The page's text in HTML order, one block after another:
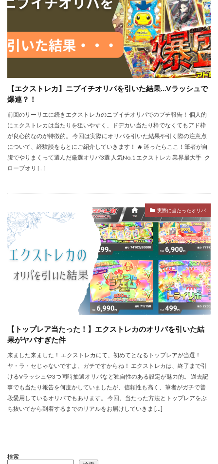
【エクストレカ】ニブイチオリパを引いた結果…Vラッシュで
爆連？！
前回のリーリエに続きエクストレカのニブイチオリパでのプチ報告！ 個人的
にエクストレカは当たりを狙いやすく、ドデカい当たり枠でなくてもアド枠
が良心的なのが特徴的。 今回は実際にオリパを引いた結果や引く際の注意点
について、経験談をもとにご紹介していきます！ 🔥 迷ったらここ！筆者が自
腹でやりまくって選んだ厳選オリパ3選 人気No.1 エクストレカ 業界最大手 ク
ローブオリ […]
実際に当たったオリパ
【トップレア当たった！】エクストレカのオリパを引いた結
果がヤバすぎた件
来ました来ました！ エクストレカにて、初めてとなるトップレアが当選！
ヤ・ラ・セじゃないですよ、ガチですからね！ エクストレカは、終了まで引
けるVラッシュや3つ同時抽選オリパなど独自性のある設定が魅力的。 過去記
事でも当たり報告を何度かしていましたが、信頼性も高く、筆者がガチで普
段愛用しているオリパでもあります。 今回、当たった方法とトップレアをぶ
ち抜いてから到着するまでのリアルをお届けしていきま […]
検索